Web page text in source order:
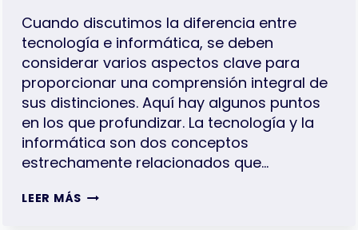
Cuando discutimos la diferencia entre
tecnología e informática, se deben
considerar varios aspectos clave para
proporcionar una comprensión integral de
sus distinciones. Aquí hay algunos puntos
en los que profundizar. La tecnología y la
informática son dos conceptos
estrechamente relacionados que…
LEER MÁSDIFERENCIA